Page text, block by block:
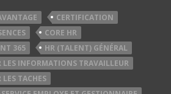
CERTIFICATION
CORE HR
365
HR (TALENT) GÉNÉRAL
LES INFORMATIONS TRAVAILLEUR
TACHES